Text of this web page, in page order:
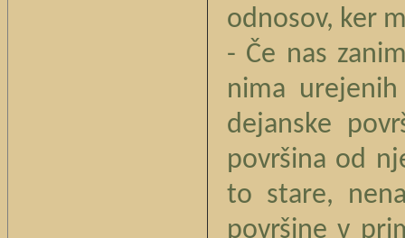
odnosov, ker
- Če nas
nima
dejanske
površina od
to stare,
površine v